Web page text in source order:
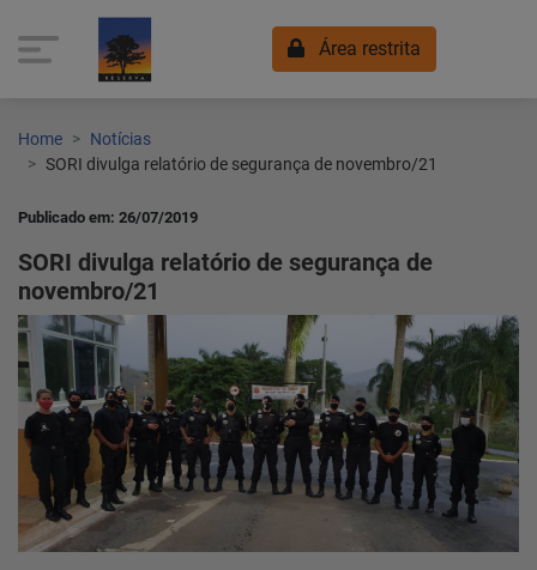
Área restrita
Home
Notícias
Home
Notícias
SORI divulga relatório de segurança de novembro/21
Publicado em: 26/07/2019
SORI divulga relatório de segurança de
novembro/21